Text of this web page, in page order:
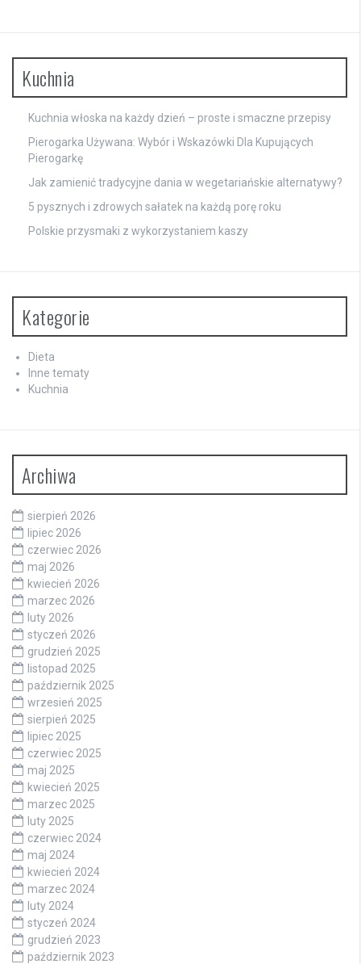
Kuchnia
Kuchnia włoska na każdy dzień – proste i smaczne przepisy
Pierogarka Używana: Wybór i Wskazówki Dla Kupujących
Pierogarkę
Jak zamienić tradycyjne dania w wegetariańskie alternatywy?
5 pysznych i zdrowych sałatek na każdą porę roku
Polskie przysmaki z wykorzystaniem kaszy
Kategorie
Dieta
Inne tematy
Kuchnia
Archiwa
sierpień 2026
lipiec 2026
czerwiec 2026
maj 2026
kwiecień 2026
marzec 2026
luty 2026
styczeń 2026
grudzień 2025
listopad 2025
październik 2025
wrzesień 2025
sierpień 2025
lipiec 2025
czerwiec 2025
maj 2025
kwiecień 2025
marzec 2025
luty 2025
czerwiec 2024
maj 2024
kwiecień 2024
marzec 2024
luty 2024
styczeń 2024
grudzień 2023
październik 2023